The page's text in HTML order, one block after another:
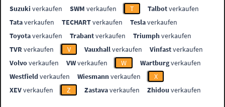
Suzuki verkaufen SWM verkaufen T Talbotverkaufen
Tataverkaufen TECHARTverkaufen Teslaverkaufen
Toyotaverkaufen Trabantverkaufen Triumphverkaufen
TVR verkaufen V Vauxhallverkaufen Vinfastverkaufen
Volvoverkaufen VWverkaufen W Wartburgverkaufen
Westfieldverkaufen Wiesmannverkaufen
X
XEVverkaufen Z Zastavaverkaufen Zhidou verkaufen